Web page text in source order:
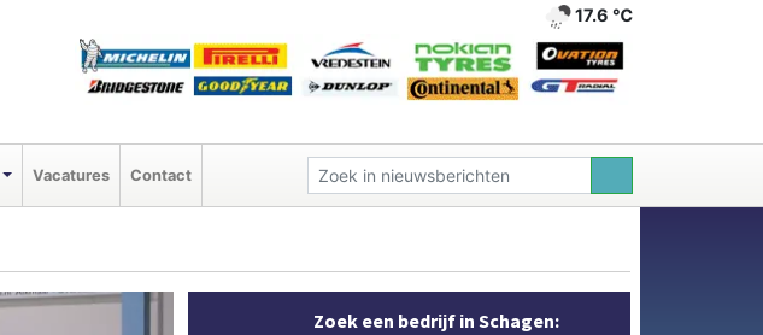
17.6 ℃
Vacatures Contact
Zoek een bedrijf in Schagen: